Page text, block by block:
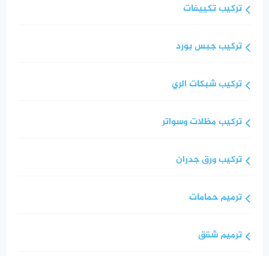
تركيب تكييفات
تركيب جبس بورد
تركيب شبكات الري
تركيب مظلات وسواتر
تركيب ورق جدران
ترميم حمامات
ترميم شقق